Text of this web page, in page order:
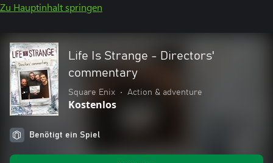
Zu Hauptinhalt springen
Life Is Strange - Directors'
commentary
Square Enix • Action & adventure
Kostenlos
Benötigt ein Spiel